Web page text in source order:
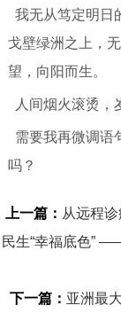
我无从笃定明日
戈壁绿洲之上，
望，向阳而生。
人间烟火滚烫，
需要我再微调语
吗？
上一篇： 从远程
民生“幸福底色”
下一篇： 亚洲最